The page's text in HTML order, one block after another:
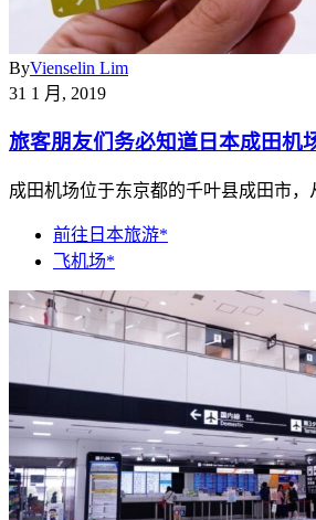
ByVienselin Lim
31 1 月, 2019
旅客朋友们务必知道日本成田机
成田机场位于东京都的千叶县成田市
前往日本旅游*
飞机场*